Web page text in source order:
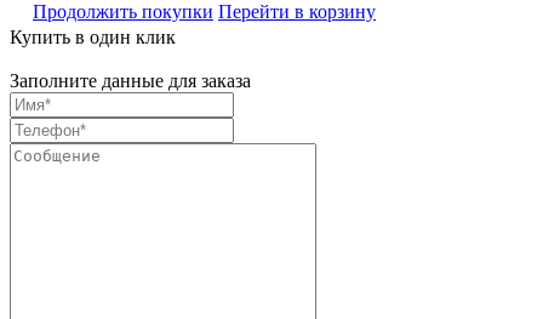
Продолжить покупки Перейти в корзину
Купить в один клик
Заполните данные для заказа